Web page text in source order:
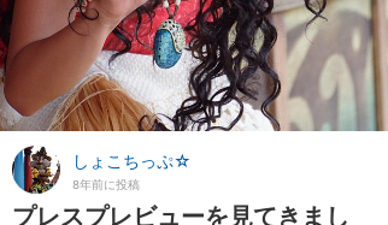
しょこちっぷ☆
8年前に投稿
プレスプレビューを見てきまし